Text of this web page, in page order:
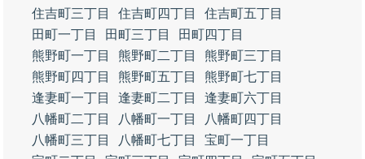
住吉町三丁目
住吉町四丁目
住吉町五丁目
田町一丁目
田町三丁目
田町四丁目
熊野町一丁目
熊野町二丁目
熊野町三丁目
熊野町四丁目
熊野町五丁目
熊野町七丁目
逢妻町一丁目
逢妻町二丁目
逢妻町六丁目
八幡町二丁目
八幡町一丁目
八幡町四丁目
八幡町三丁目
八幡町七丁目
宝町一丁目